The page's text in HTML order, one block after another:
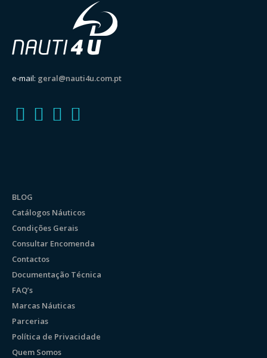
e-mail: geral@nauti4u.com.pt
BLOG
Catálogos Náuticos
Condições Gerais
Consultar Encomenda
Contactos
Documentação Técnica
FAQ’s
Marcas Náuticas
Parcerias
Política de Privacidade
Quem Somos